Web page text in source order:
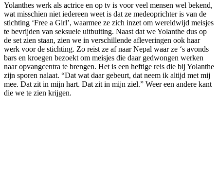
Yolanthes werk als actrice en op tv is voor veel mensen wel bekend,
wat misschien niet iedereen weet is dat ze medeoprichter is van de
stichting ‘Free a Girl’, waarmee ze zich inzet om wereldwijd meisjes
te bevrijden van seksuele uitbuiting. Naast dat we Yolanthe dus op
de set zien staan, zien we in verschillende afleveringen ook haar
werk voor de stichting. Zo reist ze af naar Nepal waar ze ‘s avonds
bars en kroegen bezoekt om meisjes die daar gedwongen werken
naar opvangcentra te brengen. Het is een heftige reis die bij Yolanthe
zijn sporen nalaat. “Dat wat daar gebeurt, dat neem ik altijd met mij
mee. Dat zit in mijn hart. Dat zit in mijn ziel.” Weer een andere kant
die we te zien krijgen.